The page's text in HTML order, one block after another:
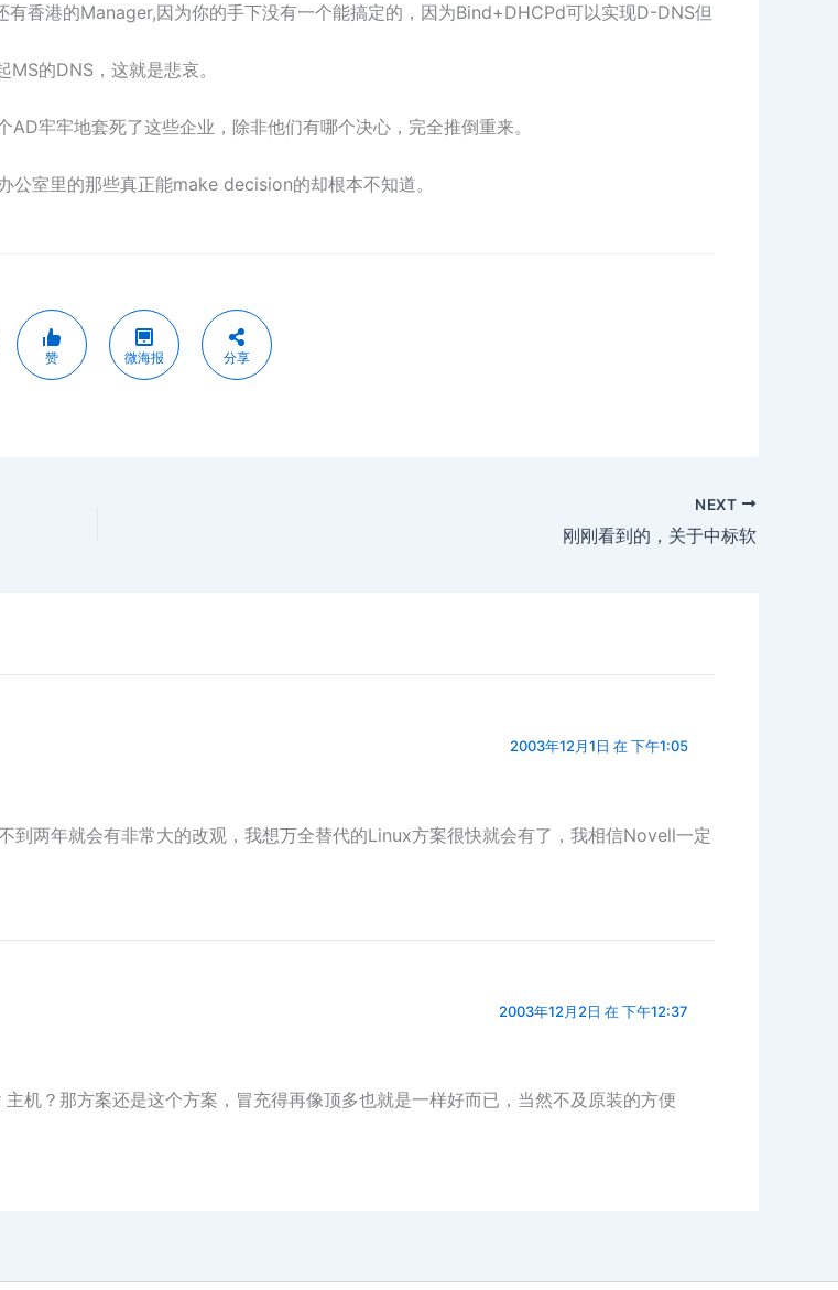
香港的Manager,因为你的手下没有一个能搞定的，因为Bind+DHCPd可以实现D-DNS但
的DNS，这就是悲哀。
牢牢地套死了这些企业，除非他们有哪个决心，完全推倒重来。
室里的那些真正能make decision的却根本不知道。
赞 微海报 分享
NEXT
刚刚看到的，关于中标软
2003年12月1日 在 下午1:05
两年就会有非常大的改观，我想万全替代的Linux方案很快就会有了，我相信Novell一定
2003年12月2日 在 下午12:37
机？那方案还是这个方案，冒充得再像顶多也就是一样好而已，当然不及原装的方便